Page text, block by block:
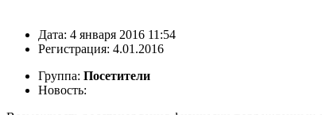
Дата: 4 января 2016 11:54
Регистрация: 4.01.2016
Группа: Посетители
Новость: